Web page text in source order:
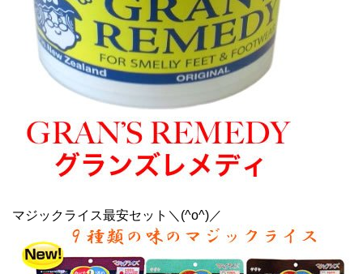
マジックライス最安セット＼(^o^)／